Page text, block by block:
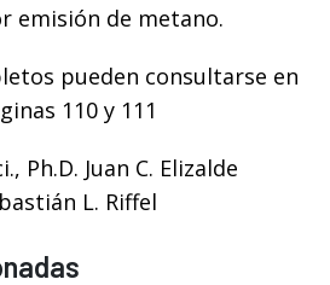
emisión de metano.
pueden consultarse en
110 y 111
Ph.D. Juan C. Elizalde
L. Riffel